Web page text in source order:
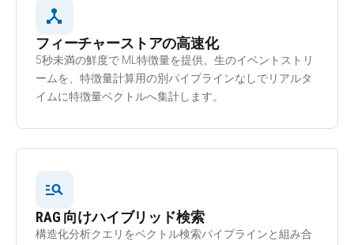
device_hub
フィーチャーストアの高速化
5秒未満の鮮度で ML特徴量を提供。生のイベントストリ
ームを、特徴量計算用の別パイプラインなしでリアルタ
イムに特徴量ベクトルへ集計します。
manage_search
RAG 向けハイブリッド検索
構造化分析クエリをベクトル検索パイプラインと組み合